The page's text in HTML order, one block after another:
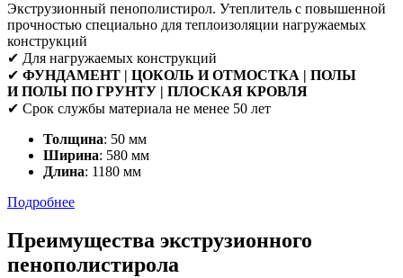
Экструзионный пенополистирол. Утеплитель с повышенной
прочностью специально для теплоизоляции нагружаемых
конструкций
✔ Для нагружаемых конструкций
✔ ФУНДАМЕНТ | ЦОКОЛЬ И ОТМОСТКА | ПОЛЫ
И ПОЛЫ ПО ГРУНТУ | ПЛОСКАЯ КРОВЛЯ
✔ Срок службы материала не менее 50 лет
Толщина: 50 мм
Ширина: 580 мм
Длина: 1180 мм
Подробнее
Преимущества экструзионного
пенополистирола